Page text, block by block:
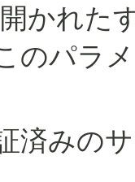
かれた
のパラ
済みの